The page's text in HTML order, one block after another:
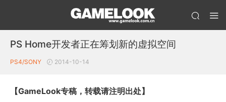
PS Home开发者正在筹划新的虚拟空间
PS4/SONY 2014-10-14
【GameLook专稿，转载请注明出处】